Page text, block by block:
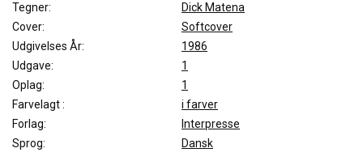
Tegner:
Dick Matena
Cover:
Softcover
Udgivelses År:
1986
Udgave:
1
Oplag:
1
Farvelagt :
i farver
Forlag:
Interpresse
Sprog:
Dansk